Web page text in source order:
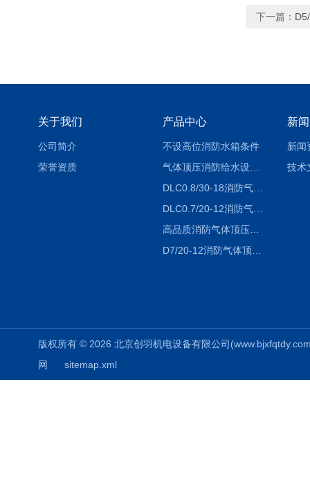
下一篇：
关于我们
公司简介
荣誉资质
产品中心
不设高位消防水箱条件
气体顶压消防给水设备（气压罐）工作原理
DLC0.8/30-18消防气体顶压设备价格
DLC0.7/20-12消防气体顶压给水设备厂家
高品质消防气体顶压给水设备价格
D7/20-12消防气体顶压给水设备-运行成本低
新
新闻
技术
版权所有 © 2026 北京创羽机电设备有限公司
网
sitemap.xml